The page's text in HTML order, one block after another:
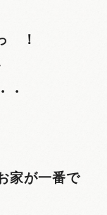
！
・
家が一番で